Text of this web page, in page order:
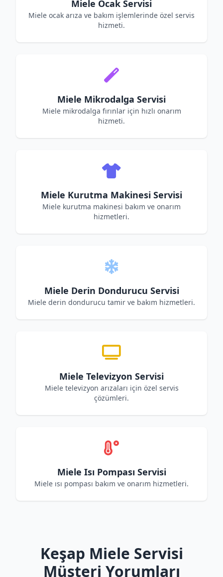
Miele Ocak Servisi
Miele ocak arıza ve bakım işlemlerinde özel servis
hizmeti.
Miele Mikrodalga Servisi
Miele mikrodalga fırınlar için hızlı onarım
hizmeti.
Miele Kurutma Makinesi Servisi
Miele kurutma makinesi bakım ve onarım
hizmetleri.
Miele Derin Dondurucu Servisi
Miele derin dondurucu tamir ve bakım hizmetleri.
Miele Televizyon Servisi
Miele televizyon arızaları için özel servis
çözümleri.
Miele Isı Pompası Servisi
Miele ısı pompası bakım ve onarım hizmetleri.
Keşap Miele Servisi
Müşteri Yorumları